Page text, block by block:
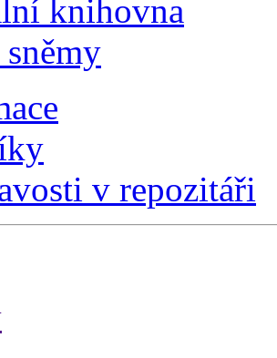
knihovna
sněmy
v repozitáři